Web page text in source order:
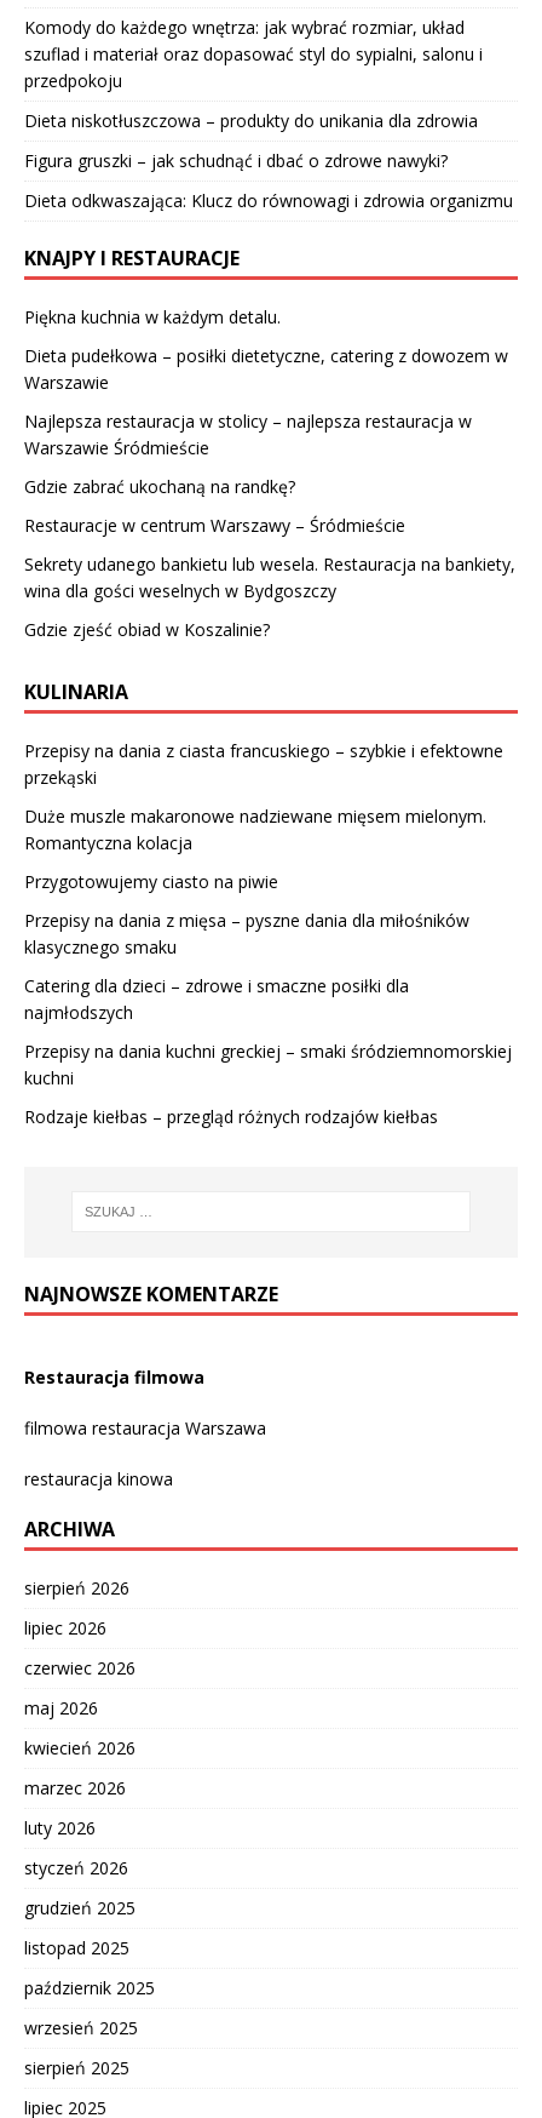
Komody do każdego wnętrza: jak wybrać rozmiar, układ
szuflad i materiał oraz dopasować styl do sypialni, salonu i
przedpokoju
Dieta niskotłuszczowa – produkty do unikania dla zdrowia
Figura gruszki – jak schudnąć i dbać o zdrowe nawyki?
Dieta odkwaszająca: Klucz do równowagi i zdrowia organizmu
KNAJPY I RESTAURACJE
Piękna kuchnia w każdym detalu.
Dieta pudełkowa – posiłki dietetyczne, catering z dowozem w
Warszawie
Najlepsza restauracja w stolicy – najlepsza restauracja w
Warszawie Śródmieście
Gdzie zabrać ukochaną na randkę?
Restauracje w centrum Warszawy – Śródmieście
Sekrety udanego bankietu lub wesela. Restauracja na bankiety,
wina dla gości weselnych w Bydgoszczy
Gdzie zjeść obiad w Koszalinie?
KULINARIA
Przepisy na dania z ciasta francuskiego – szybkie i efektowne
przekąski
Duże muszle makaronowe nadziewane mięsem mielonym.
Romantyczna kolacja
Przygotowujemy ciasto na piwie
Przepisy na dania z mięsa – pyszne dania dla miłośników
klasycznego smaku
Catering dla dzieci – zdrowe i smaczne posiłki dla
najmłodszych
Przepisy na dania kuchni greckiej – smaki śródziemnomorskiej
kuchni
Rodzaje kiełbas – przegląd różnych rodzajów kiełbas
NAJNOWSZE KOMENTARZE
Restauracja filmowa
filmowa restauracja Warszawa
restauracja kinowa
ARCHIWA
sierpień 2026
lipiec 2026
czerwiec 2026
maj 2026
kwiecień 2026
marzec 2026
luty 2026
styczeń 2026
grudzień 2025
listopad 2025
październik 2025
wrzesień 2025
sierpień 2025
lipiec 2025